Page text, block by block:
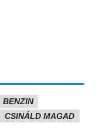
BENZIN
CSINÁLD MAGAD